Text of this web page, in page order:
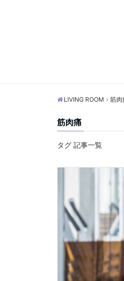
LIVING ROOM 筋肉
筋肉痛
タグ 記事一覧